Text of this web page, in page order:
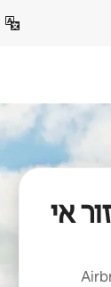
אי